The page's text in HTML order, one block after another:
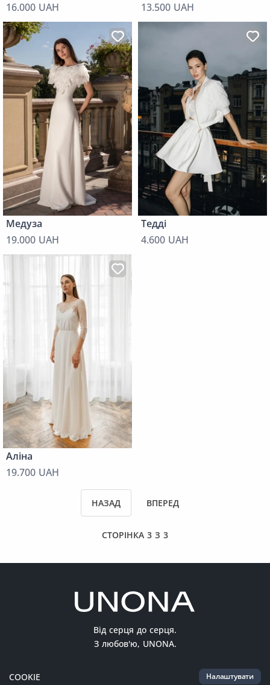
16.000 UAH
13.500 UAH
Медуза
19.000 UAH
Тедді
4.600 UAH
Аліна
19.700 UAH
НАЗАД ВПЕРЕД
СТОРІНКА 3 З 3
Від серця до серця.
З любов'ю, UNONA.
COOKIE Налаштувати